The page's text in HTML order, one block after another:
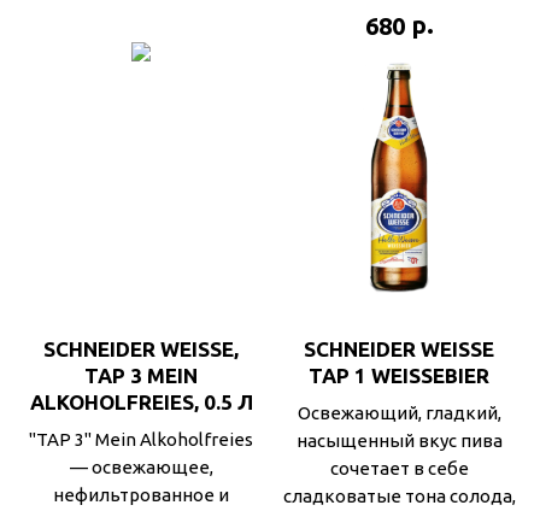
680 р.
SCHNEIDER WEISSE,
TAP 3 MEIN
ALKOHOLFREIES, 0.5 Л
"TAP 3" Mein Alkoholfreies
— освежающее,
нефильтрованное и
SCHNEIDER WEISSE
TAP 1 WEISSEBIER
Освежающий, гладкий,
насыщенный вкус пива
сочетает в себе
сладковатые тона солода,